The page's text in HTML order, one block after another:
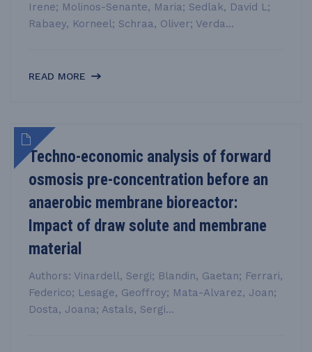
Irene; Molinos-Senante, Maria; Sedlak, David L;
Rabaey, Korneel; Schraa, Oliver; Verda...
READ MORE
Techno-economic analysis of forward
osmosis pre-concentration before an
anaerobic membrane bioreactor:
Impact of draw solute and membrane
material
Authors: Vinardell, Sergi; Blandin, Gaetan; Ferrari,
Federico; Lesage, Geoffroy; Mata-Alvarez, Joan;
Dosta, Joana; Astals, Sergi...